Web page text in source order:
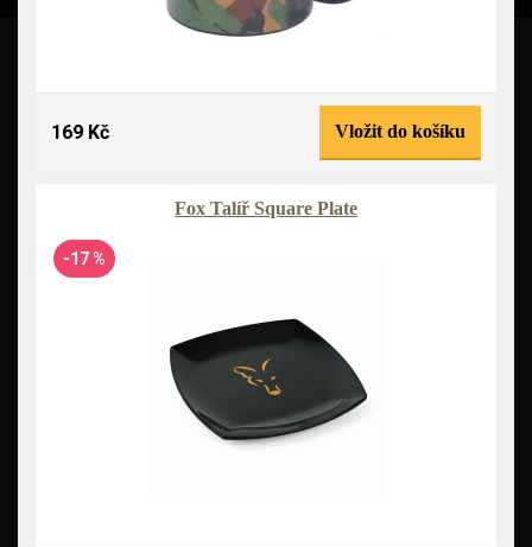
169 Kč Vložit do košíku
Fox Talíř Square Plate
-17 %